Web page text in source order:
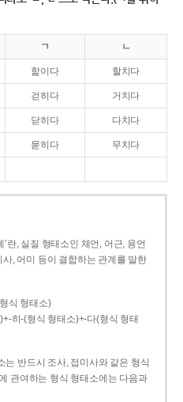
ㄱ ㄴ
핥이다 할치다
걷히다 거치다
닫히다 다치다
묻히다 무치다
란, 실질 형태소인 체언, 어근, 용언
, 어미 등이 결합하는 관계를 말한
식 형태소)
히­-(형식 형태소)+-다(형식 형태
는 반드시 조사, 접미사와 같은 형식
관여하는 형식 형태소에는 다음과